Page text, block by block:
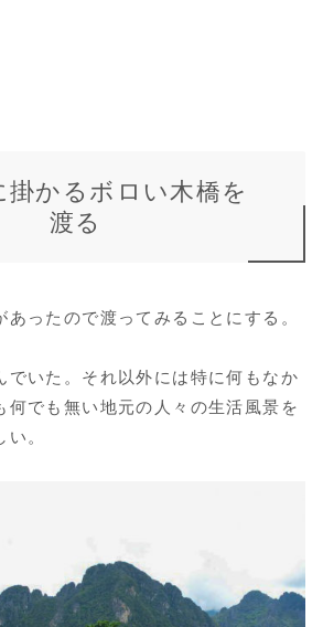
掛かるボロい木橋を
渡る
あったので渡ってみることにする。
でいた。それ以外には特に何もなか
何でも無い地元の人々の生活風景を
。